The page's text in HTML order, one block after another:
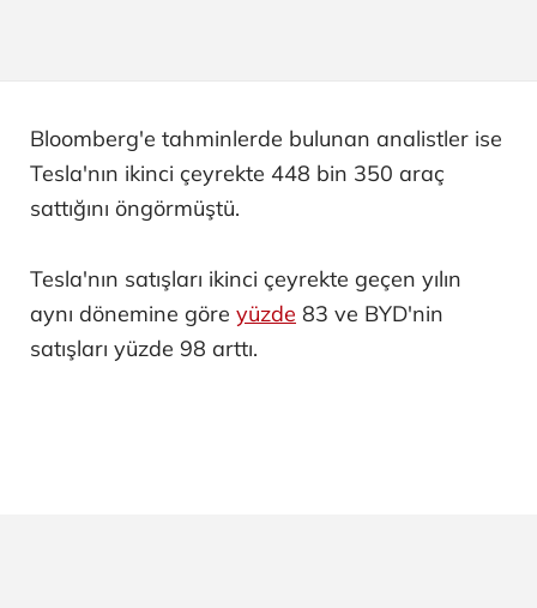
Bloomberg'e tahminlerde bulunan analistler ise
Tesla'nın ikinci çeyrekte 448 bin 350 araç
sattığını öngörmüştü.
Tesla'nın satışları ikinci çeyrekte geçen yılın
aynı dönemine göre yüzde 83 ve BYD'nin
satışları yüzde 98 arttı.